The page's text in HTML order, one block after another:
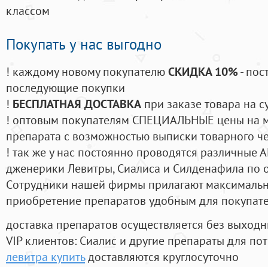
классом
Покупать у нас выгодно
! каждому новому покупателюСКИДКА 10%-
последующие покупки
! БЕСПЛАТНАЯ ДОСТАВКА при заказе товара на
! оптовым покупателям СПЕЦИАЛЬНЫЕ цены на
препарата с возможностью выписки товарного
! так же у нас постоянно проводятся
дженерики Левитры, Сиалиса и Силденафила по
Cотрудники нашей фирмы прилагают
приобретение препаратов удобным для
доставка препаратов осуществляется без
VIP клиентов: Сиалис и другие препараты для
левитра купитьдоставляются круглосуточно